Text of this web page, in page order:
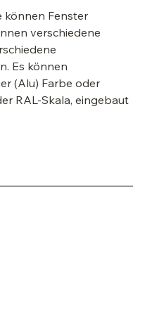
können Fenster
verschiedene
Es können
(Alu) Farbe oder
RAL-Skala, eingebaut